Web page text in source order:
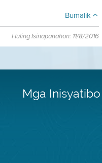
Bumalik
Huling Isinapanahon: 11/8/2016
Mga